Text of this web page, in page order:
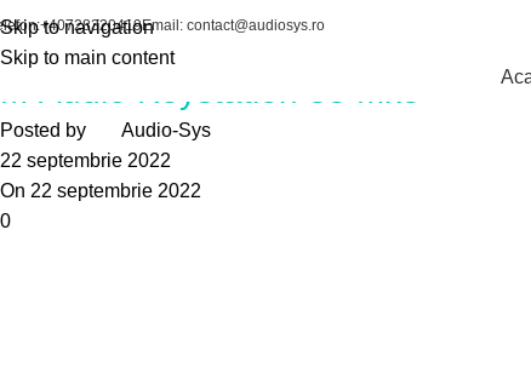
Skip to navigation
Skip to main content
Email: contact@audiosys.ro
AudioSys
Posted by
Audio-Sys
22 septembrie 2022
On 22 septembrie 2022
0